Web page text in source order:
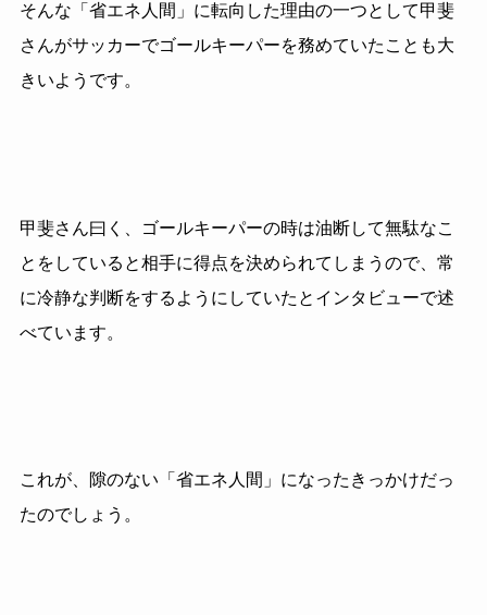
そんな「省エネ人間」に転向した理由の一つとして甲斐
さんがサッカーでゴールキーパーを務めていたことも大
きいようです。
甲斐さん曰く、ゴールキーパーの時は油断して無駄なこ
とをしていると相手に得点を決められてしまうので、常
に冷静な判断をするようにしていたとインタビューで述
べています。
これが、隙のない「省エネ人間」になったきっかけだっ
たのでしょう。